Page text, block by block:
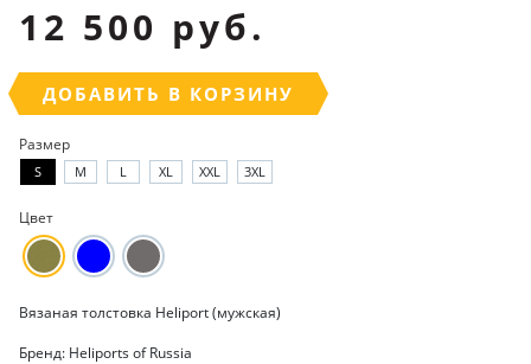
12 500 руб.
ДОБАВИТЬ В КОРЗИНУ
Размер
S M L XL XXL 3XL
Цвет
Вязаная толстовка Heliport (мужская)
Бренд: Heliports of Russia